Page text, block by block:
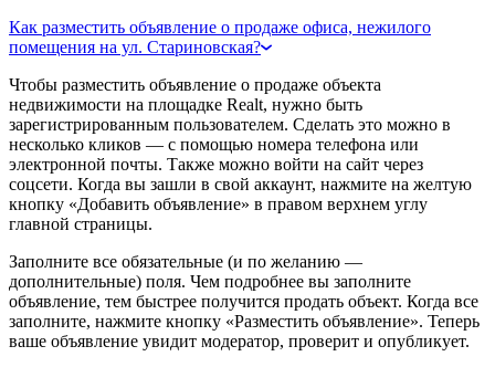
Как разместить объявление о продаже офиса, нежилого
помещения на ул. Стариновская?
Чтобы разместить объявление о продаже объекта
недвижимости на площадке Realt, нужно быть
зарегистрированным пользователем. Сделать это можно в
несколько кликов — с помощью номера телефона или
электронной почты. Также можно войти на сайт через
соцсети. Когда вы зашли в свой аккаунт, нажмите на желтую
кнопку «Добавить объявление» в правом верхнем углу
главной страницы.
Заполните все обязательные (и по желанию —
дополнительные) поля. Чем подробнее вы заполните
объявление, тем быстрее получится продать объект. Когда все
заполните, нажмите кнопку «Разместить объявление». Теперь
ваше объявление увидит модератор, проверит и опубликует.